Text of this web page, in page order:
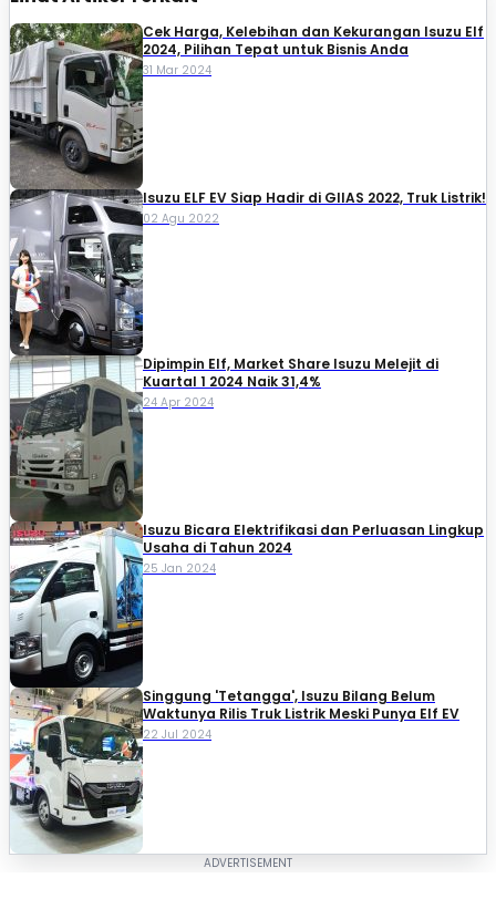
Cek Harga, Kelebihan dan Kekurangan Isuzu Elf
2024, Pilihan Tepat untuk Bisnis Anda
31 Mar 2024
Isuzu ELF EV Siap Hadir di GIIAS 2022, Truk Listrik!
02 Agu 2022
Dipimpin Elf, Market Share Isuzu Melejit di
Kuartal 1 2024 Naik 31,4%
24 Apr 2024
Isuzu Bicara Elektrifikasi dan Perluasan Lingkup
Usaha di Tahun 2024
25 Jan 2024
Singgung 'Tetangga', Isuzu Bilang Belum
Waktunya Rilis Truk Listrik Meski Punya Elf EV
22 Jul 2024